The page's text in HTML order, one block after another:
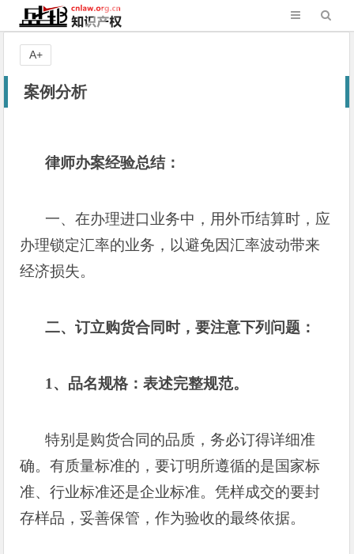
案例分析
律师办案经验总结：
一、在办理进口业务中，用外币结算时，应
办理锁定汇率的业务，以避免因汇率波动带来
经济损失。
二、订立购货合同时，要注意下列问题：
1 、品名规格：表述完整规范。
特别是购货合同的品质，务必订得详细准
确。有质量标准的，要订明所遵循的是国家标
准、行业标准还是企业标准。凭样成交的要封
存样品，妥善保管，作为验收的最终依据。
A+